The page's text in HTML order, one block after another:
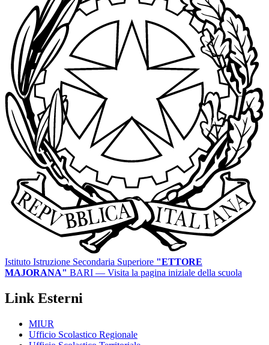
Istituto Istruzione Secondaria Superiore "ETTORE
MAJORANA" BARI — Visita la pagina iniziale della scuola
Link Esterni
MIUR
Ufficio Scolastico Regionale